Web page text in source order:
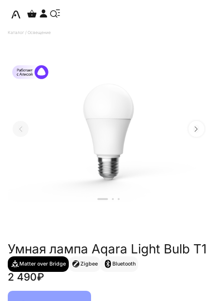
Каталог /Освещение
Умная лампа Aqara Light Bulb T1
Matter over Bridge Zigbee Bluetooth
2 490₽